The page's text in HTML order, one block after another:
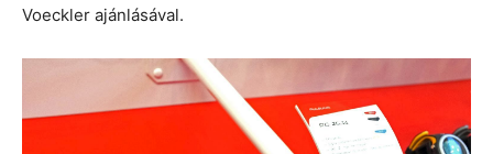
Voeckler ajánlásával.